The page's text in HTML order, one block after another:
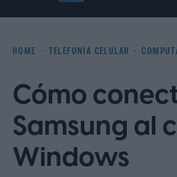
HOME TELEFONÍA CELULAR
Cómo
Samsung al
Windows